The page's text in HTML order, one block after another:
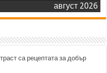
август 2026
са рецептата за добър